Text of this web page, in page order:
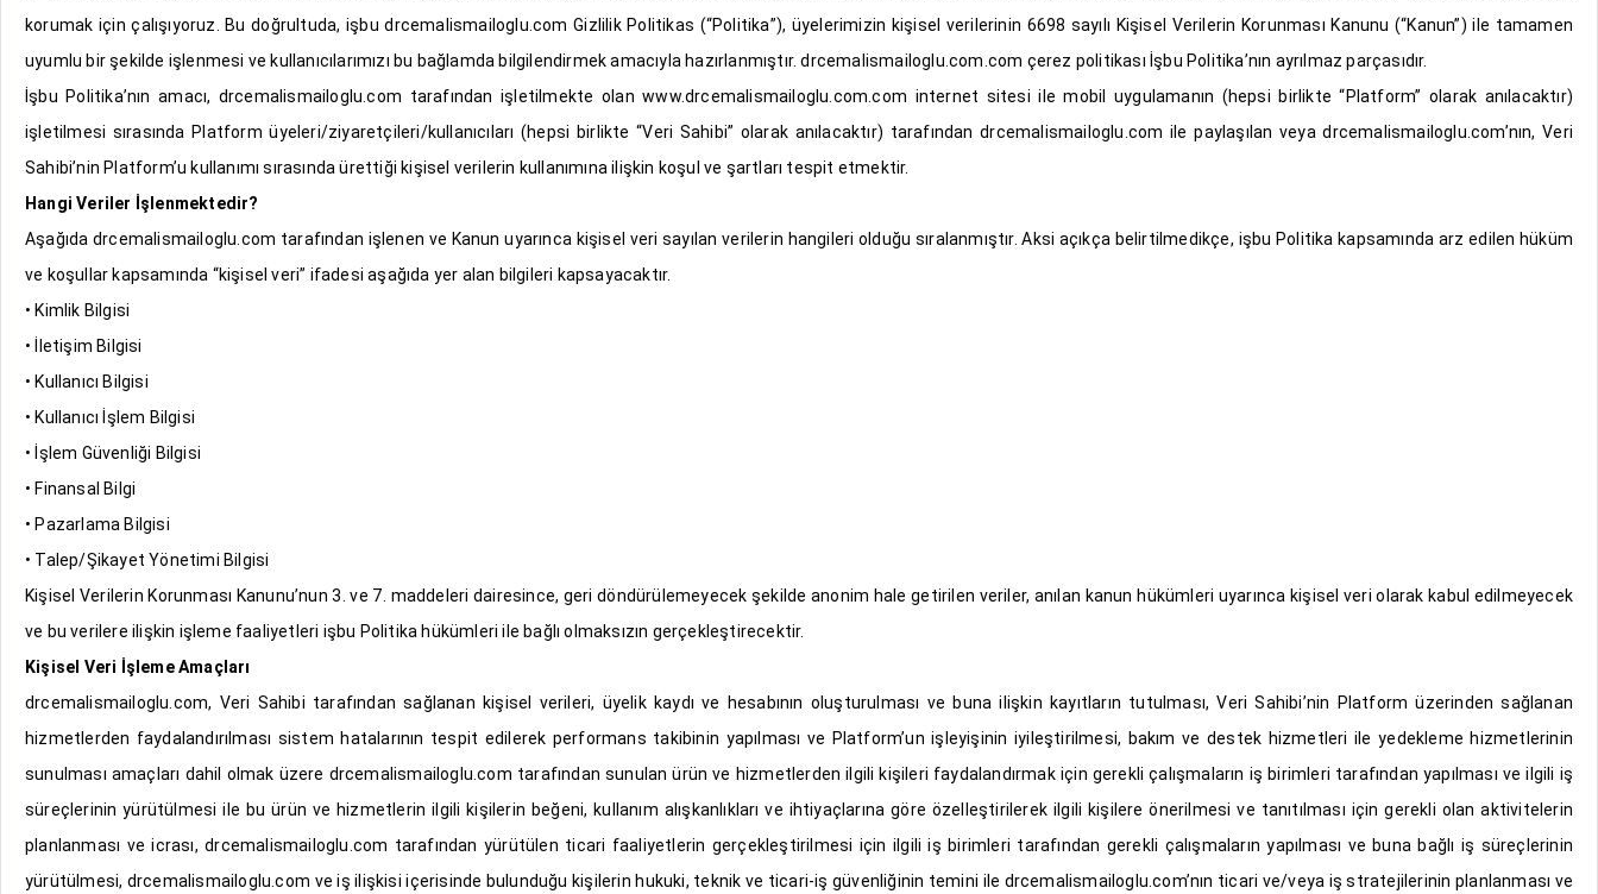
korumak için çalışıyoruz. Bu doğrultuda, işbu drcemalismailoglu.com Gizlilik Politikas (“Politika”), üyelerimizin kişisel verilerinin 6698 sayılı Kişisel Verilerin Korunması Kanunu (“Kanun”) ile tamamen
uyumlu bir şekilde işlenmesi ve kullanıcılarımızı bu bağlamda bilgilendirmek amacıyla hazırlanmıştır. drcemalismailoglu.com.com çerez politikası İşbu Politika’nın ayrılmaz parçasıdır.
İşbu Politika’nın amacı, drcemalismailoglu.com tarafından işletilmekte olan www.drcemalismailoglu.com.com internet sitesi ile mobil uygulamanın (hepsi birlikte “Platform” olarak anılacaktır)
işletilmesi sırasında Platform üyeleri/ziyaretçileri/kullanıcıları (hepsi birlikte “Veri Sahibi” olarak anılacaktır) tarafından drcemalismailoglu.com ile paylaşılan veya drcemalismailoglu.com’nın, Veri
Sahibi’nin Platform’u kullanımı sırasında ürettiği kişisel verilerin kullanımına ilişkin koşul ve şartları tespit etmektir.
Hangi Veriler İşlenmektedir?
Aşağıda drcemalismailoglu.com tarafından işlenen ve Kanun uyarınca kişisel veri sayılan verilerin hangileri olduğu sıralanmıştır. Aksi açıkça belirtilmedikçe, işbu Politika kapsamında arz edilen hüküm
ve koşullar kapsamında “kişisel veri” ifadesi aşağıda yer alan bilgileri kapsayacaktır.
• Kimlik Bilgisi
• İletişim Bilgisi
• Kullanıcı Bilgisi
• Kullanıcı İşlem Bilgisi
• İşlem Güvenliği Bilgisi
• Finansal Bilgi
• Pazarlama Bilgisi
• Talep/Şikayet Yönetimi Bilgisi
Kişisel Verilerin Korunması Kanunu’nun 3. ve 7. maddeleri dairesince, geri döndürülemeyecek şekilde anonim hale getirilen veriler, anılan kanun hükümleri uyarınca kişisel veri olarak kabul edilmeyecek
ve bu verilere ilişkin işleme faaliyetleri işbu Politika hükümleri ile bağlı olmaksızın gerçekleştirecektir.
Kişisel Veri İşleme Amaçları
drcemalismailoglu.com, Veri Sahibi tarafından sağlanan kişisel verileri, üyelik kaydı ve hesabının oluşturulması ve buna ilişkin kayıtların tutulması, Veri Sahibi’nin Platform üzerinden sağlanan
hizmetlerden faydalandırılması sistem hatalarının tespit edilerek performans takibinin yapılması ve Platform’un işleyişinin iyileştirilmesi, bakım ve destek hizmetleri ile yedekleme hizmetlerinin
sunulması amaçları dahil olmak üzere drcemalismailoglu.com tarafından sunulan ürün ve hizmetlerden ilgili kişileri faydalandırmak için gerekli çalışmaların iş birimleri tarafından yapılması ve ilgili iş
süreçlerinin yürütülmesi ile bu ürün ve hizmetlerin ilgili kişilerin beğeni, kullanım alışkanlıkları ve ihtiyaçlarına göre özelleştirilerek ilgili kişilere önerilmesi ve tanıtılması için gerekli olan aktivitelerin
planlanması ve icrası, drcemalismailoglu.com tarafından yürütülen ticari faaliyetlerin gerçekleştirilmesi için ilgili iş birimleri tarafından gerekli çalışmaların yapılması ve buna bağlı iş süreçlerinin
yürütülmesi, drcemalismailoglu.com ve iş ilişkisi içerisinde bulunduğu kişilerin hukuki, teknik ve ticari-iş güvenliğinin temini ile drcemalismailoglu.com’nın ticari ve/veya iş stratejilerinin planlanması ve